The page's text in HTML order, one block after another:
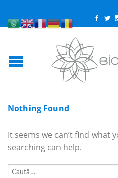
Nothing Found
It seems we can’t find what
searching can help.